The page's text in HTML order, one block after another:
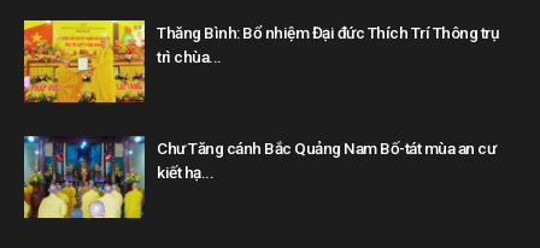
Thăng Bình: Bổ nhiệm Đại đức Thích Trí Thông trụ
trì chùa...
Chư Tăng cánh Bắc Quảng Nam Bố-tát mùa an cư
kiết hạ...